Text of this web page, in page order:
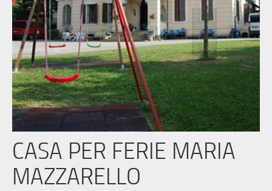
CASA PER FERIE MARIA
MAZZARELLO